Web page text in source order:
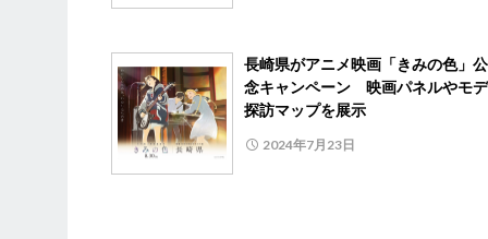
長崎県がアニメ映画「きみの色」
念キャンペーン 映画パネルやモ
探訪マップを展示
2024年7月23日